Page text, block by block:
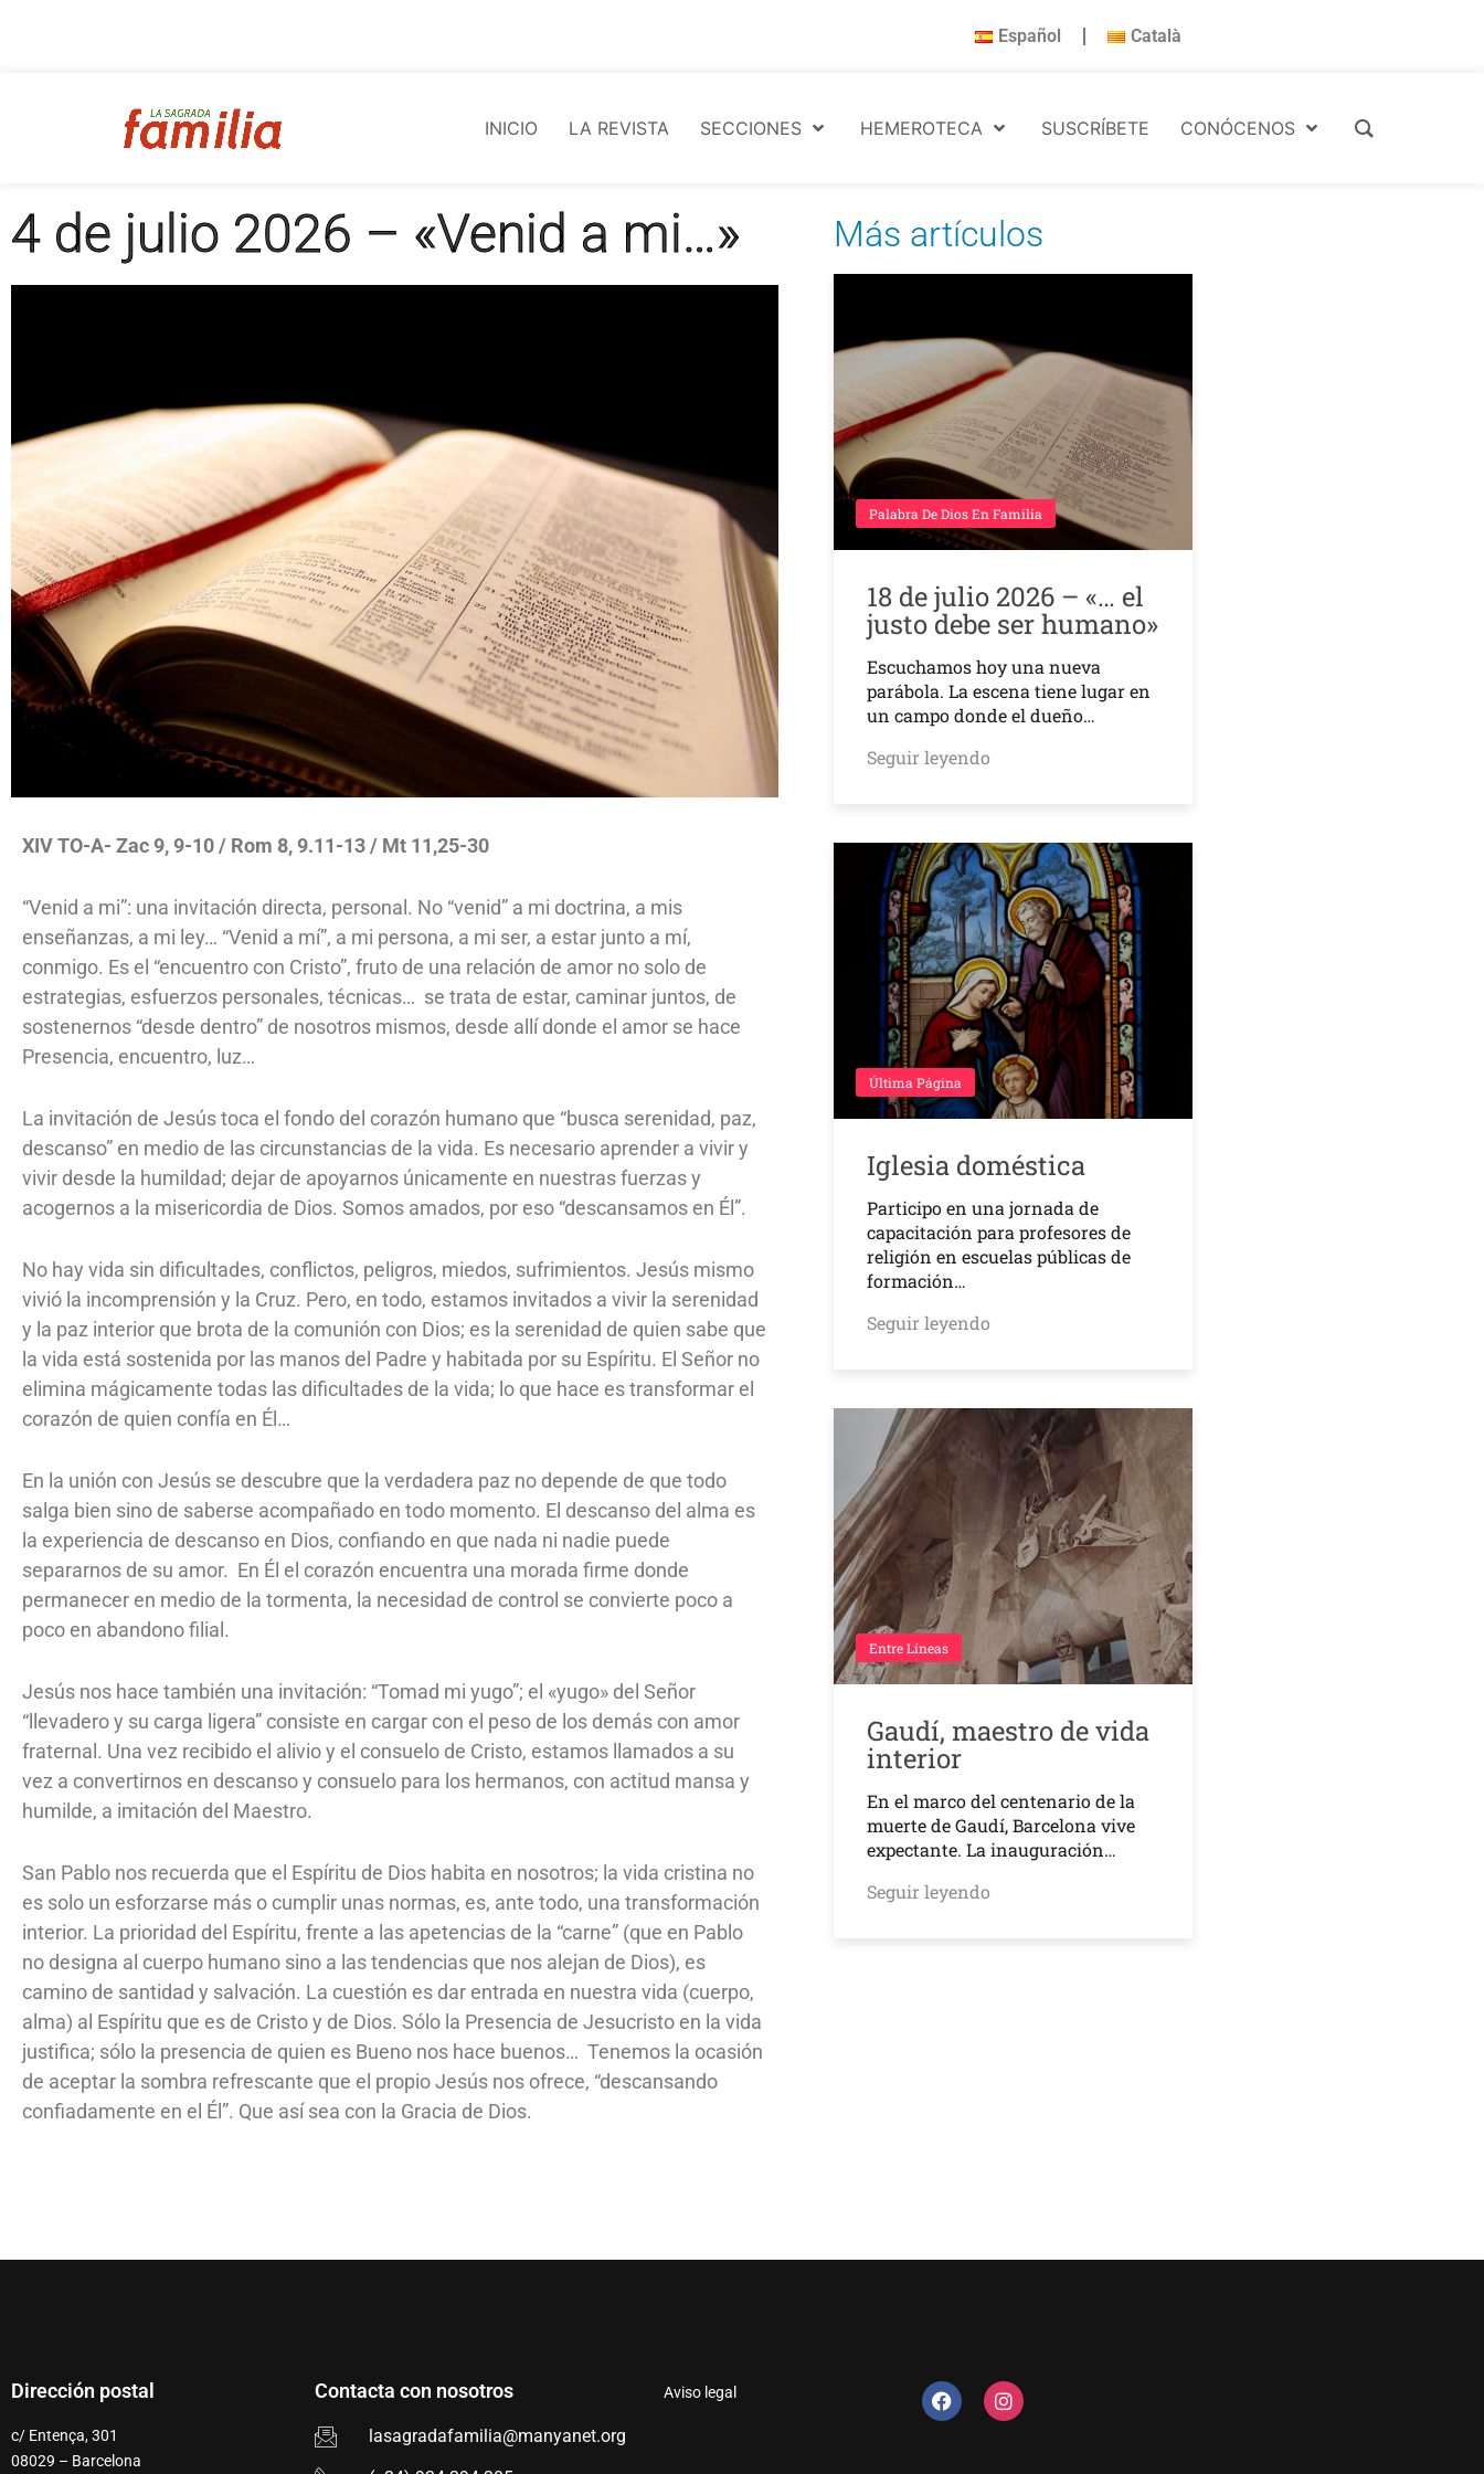
Español Català
INICIO LA REVISTA SECCIONES HEMEROTECA SUSCRÍBETE CONÓCENOS
4 de julio 2026 – «Venid a mi…»
XIV TO-A- Zac 9, 9-10 / Rom 8, 9.11-13 / Mt 11,25-30
“Venid a mi”: una invitación directa, personal. No “venid” a mi doctrina, a mis
enseñanzas, a mi ley… “Venid a mí”, a mi persona, a mi ser, a estar junto a mí,
conmigo. Es el “encuentro con Cristo”, fruto de una relación de amor no solo de
estrategias, esfuerzos personales, técnicas… se trata de estar, caminar juntos, de
sostenernos “desde dentro” de nosotros mismos, desde allí donde el amor se hace
Presencia, encuentro, luz…
La invitación de Jesús toca el fondo del corazón humano que “busca serenidad, paz,
descanso” en medio de las circunstancias de la vida. Es necesario aprender a vivir y
vivir desde la humildad; dejar de apoyarnos únicamente en nuestras fuerzas y
acogernos a la misericordia de Dios. Somos amados, por eso “descansamos en Él”.
No hay vida sin dificultades, conflictos, peligros, miedos, sufrimientos. Jesús mismo
vivió la incomprensión y la Cruz. Pero, en todo, estamos invitados a vivir la serenidad
y la paz interior que brota de la comunión con Dios; es la serenidad de quien sabe que
la vida está sostenida por las manos del Padre y habitada por su Espíritu. El Señor no
elimina mágicamente todas las dificultades de la vida; lo que hace es transformar el
corazón de quien confía en Él…
En la unión con Jesús se descubre que la verdadera paz no depende de que todo
salga bien sino de saberse acompañado en todo momento. El descanso del alma es
la experiencia de descanso en Dios, confiando en que nada ni nadie puede
separarnos de su amor. En Él el corazón encuentra una morada firme donde
permanecer en medio de la tormenta, la necesidad de control se convierte poco a
poco en abandono filial.
Jesús nos hace también una invitación: “Tomad mi yugo”; el «yugo» del Señor
“llevadero y su carga ligera” consiste en cargar con el peso de los demás con amor
fraternal. Una vez recibido el alivio y el consuelo de Cristo, estamos llamados a su
vez a convertirnos en descanso y consuelo para los hermanos, con actitud mansa y
humilde, a imitación del Maestro.
San Pablo nos recuerda que el Espíritu de Dios habita en nosotros; la vida cristina no
es solo un esforzarse más o cumplir unas normas, es, ante todo, una transformación
interior. La prioridad del Espíritu, frente a las apetencias de la “carne” (que en Pablo
no designa al cuerpo humano sino a las tendencias que nos alejan de Dios), es
camino de santidad y salvación. La cuestión es dar entrada en nuestra vida (cuerpo,
alma) al Espíritu que es de Cristo y de Dios. Sólo la Presencia de Jesucristo en la vida
justifica; sólo la presencia de quien es Bueno nos hace buenos… Tenemos la ocasión
de aceptar la sombra refrescante que el propio Jesús nos ofrece, “descansando
confiadamente en el Él”. Que así sea con la Gracia de Dios.
Más artículos
Palabra De Dios En Familia
18 de julio 2026 – «… el
justo debe ser humano»
Escuchamos hoy una nueva
parábola. La escena tiene lugar en
un campo donde el dueño…
Seguir leyendo
Última Página
Iglesia doméstica
Participo en una jornada de
capacitación para profesores de
religión en escuelas públicas de
formación…
Seguir leyendo
Entre Líneas
Gaudí, maestro de vida
interior
En el marco del centenario de la
muerte de Gaudí, Barcelona vive
expectante. La inauguración…
Seguir leyendo
Dirección postal
c/ Entença, 301
08029 – Barcelona
Contacta con nosotros
lasagradafamilia@manyanet.org
Aviso legal